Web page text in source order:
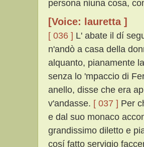
persona niuna cosa,
[Voice: lauretta ]
[ 036 ] L' abate il dí
n'andò a casa della
alquanto, pianamente
senza lo 'mpaccio di
anello, disse che era
v'andasse. [ 037 ] Per
e dal suo monaco
grandissimo diletto e
cosí fatto servigio